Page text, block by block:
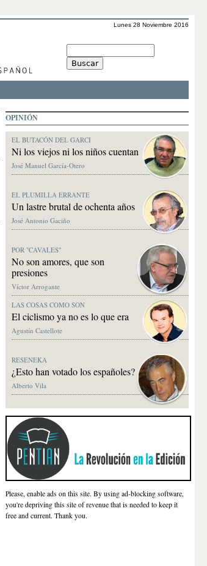
Lunes 28 Noviembre 2016
OPINIÓN
EL BUTACÓN DEL GARCI
Ni los viejos ni los niños cuentan
José Manuel García-Otero
EL PLUMILLA ERRANTE
Un lastre brutal de ochenta años
José Antonio Gaciño
POR "CAVALES"
No son amores, que son
presiones
Víctor Arrogante
LAS COSAS COMO SON
El ciclismo ya no es lo que era
Agustín Castellote
RESENEKA
¿Esto han votado los españoles?
Alberto Vila
Please, enable ads on this site. By using ad-blocking software,
you're depriving this site of revenue that is needed to keep it
free and current. Thank you.